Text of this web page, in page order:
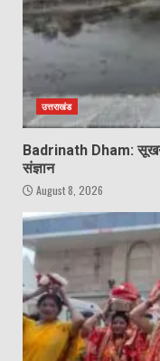
उत्तराखंड
Badrinath Dham:
संज्ञान
August 8, 2026